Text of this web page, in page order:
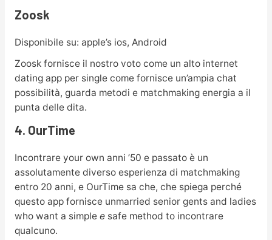
Zoosk
Disponibile su: apple’s ios, Android
Zoosk fornisce il nostro voto come un alto internet
dating app per single come fornisce un’ampia chat
possibilità, guarda metodi e matchmaking energia a il
punta delle dita.
4. OurTime
Incontrare your own anni ’50 e passato è un
assolutamente diverso esperienza di matchmaking
entro 20 anni, e OurTime sa che, che spiega perché
questo app fornisce unmarried senior gents and ladies
who want a simple e safe method to incontrare
qualcuno.